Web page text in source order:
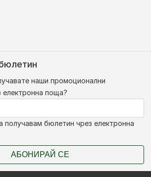
наши промоционални
поща?
получавам бюлетин чрез електронна
АБОНИРАЙ СЕ